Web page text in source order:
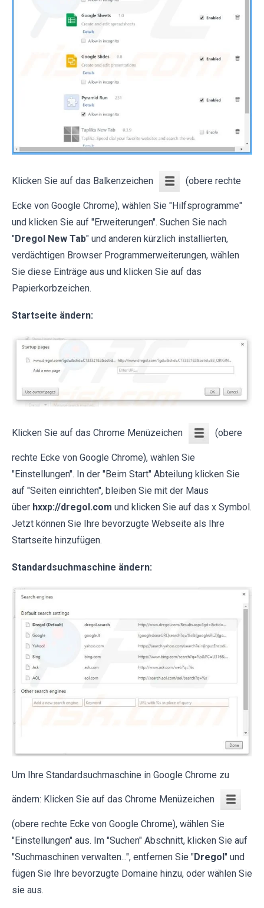
Klicken Sie auf das Balkenzeichen (obere rechte
Ecke von Google Chrome), wählen Sie "Hilfsprogramme"
und klicken Sie auf "Erweiterungen". Suchen Sie nach
"Dregol New Tab" und anderen kürzlich installierten,
verdächtigen Browser Programmerweiterungen, wählen
Sie diese Einträge aus und klicken Sie auf das
Papierkorbzeichen.
Startseite ändern:
Klicken Sie auf das Chrome Menüzeichen (obere
rechte Ecke von Google Chrome), wählen Sie
"Einstellungen". In der "Beim Start" Abteilung klicken Sie
auf "Seiten einrichten", bleiben Sie mit der Maus
über hxxp://dregol.com und klicken Sie auf das x Symbol.
Jetzt können Sie Ihre bevorzugte Webseite als Ihre
Startseite hinzufügen.
Standardsuchmaschine ändern:
Um Ihre Standardsuchmaschine in Google Chrome zu
ändern: Klicken Sie auf das Chrome Menüzeichen
(obere rechte Ecke von Google Chrome), wählen Sie
"Einstellungen" aus. Im "Suchen" Abschnitt, klicken Sie auf
"Suchmaschinen verwalten...", entfernen Sie "Dregol " und
fügen Sie Ihre bevorzugte Domaine hinzu, oder wählen Sie
sie aus.